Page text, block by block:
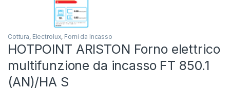
Cottura, Electrolux, Forni da Incasso
HOTPOINT ARISTON Forno elettrico
multifunzione da incasso FT 850.1
(AN)/HA S